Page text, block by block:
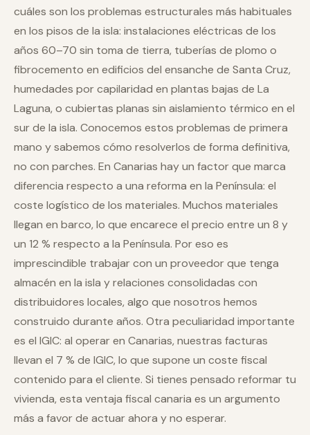
cuáles son los problemas estructurales más habituales
en los pisos de la isla: instalaciones eléctricas de los
años 60–70 sin toma de tierra, tuberías de plomo o
fibrocemento en edificios del ensanche de Santa Cruz,
humedades por capilaridad en plantas bajas de La
Laguna, o cubiertas planas sin aislamiento térmico en el
sur de la isla. Conocemos estos problemas de primera
mano y sabemos cómo resolverlos de forma definitiva,
no con parches. En Canarias hay un factor que marca
diferencia respecto a una reforma en la Península: el
coste logístico de los materiales. Muchos materiales
llegan en barco, lo que encarece el precio entre un 8 y
un 12 % respecto a la Península. Por eso es
imprescindible trabajar con un proveedor que tenga
almacén en la isla y relaciones consolidadas con
distribuidores locales, algo que nosotros hemos
construido durante años. Otra peculiaridad importante
es el IGIC: al operar en Canarias, nuestras facturas
llevan el 7 % de IGIC, lo que supone un coste fiscal
contenido para el cliente. Si tienes pensado reformar tu
vivienda, esta ventaja fiscal canaria es un argumento
más a favor de actuar ahora y no esperar.